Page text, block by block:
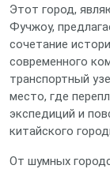
Этот город,
Фучжоу,
сочетание
современного
транспортный
место, где
экспедиций и
китайского
От шумных